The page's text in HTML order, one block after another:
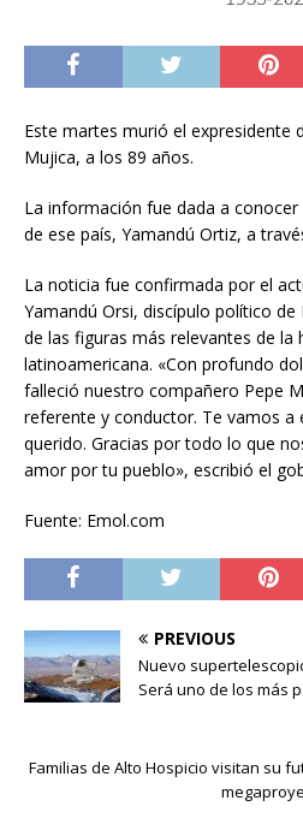
Este martes murió el expresidente
Mujica, a los 89 años.
La información fue dada a
de ese país, Yamandú Ortiz, a
La noticia fue confirmada por el
Yamandú Orsi, discípulo político
de las figuras más relevantes de la
latinoamericana. «Con profundo
falleció nuestro compañero Pepe
referente y conductor. Te vamos a
querido. Gracias por todo lo que
amor por tu pueblo», escribió el
Fuente: Emol.com
PREVIOUS
Nuevo
Será uno de los más
Familias de Alto Hospicio visitan su